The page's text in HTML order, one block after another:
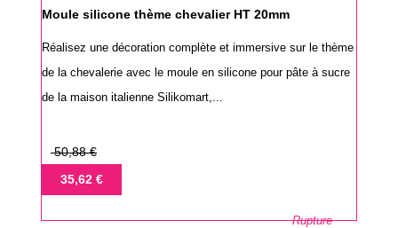
Moule silicone thème chevalier HT 20mm
Réalisez une décoration complète et immersive sur le thème
de la chevalerie avec le moule en silicone pour pâte à sucre
de la maison italienne Silikomart,...
Prix
base
50,88 €
Prix35,62 €
Rupture